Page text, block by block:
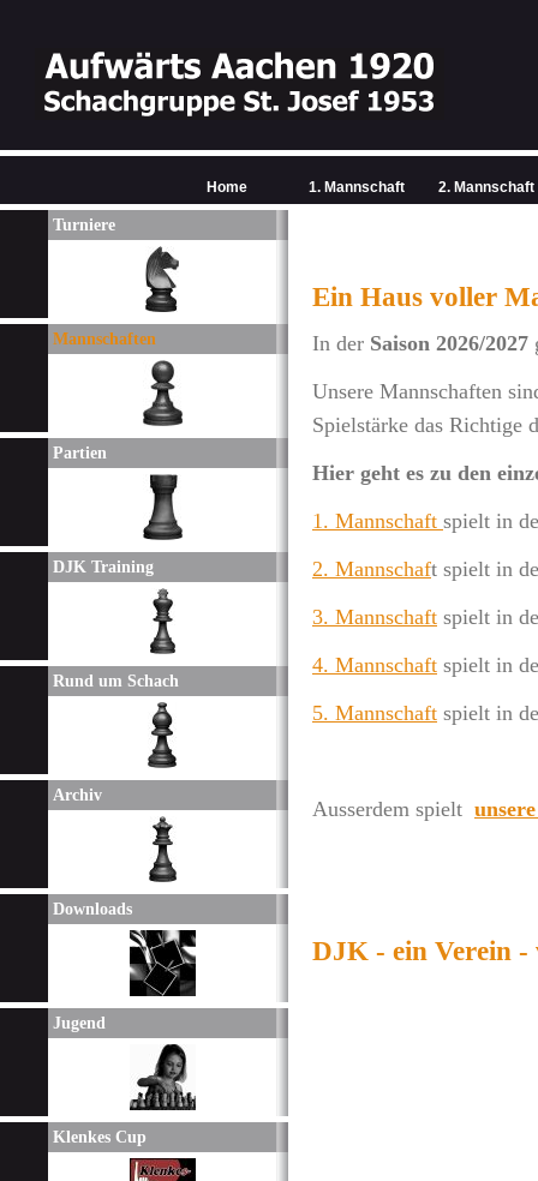
Turniere
Mannschaften
Partien
DJK Training
Rund um Schach
Archiv
Downloads
Jugend
Klenkes Cup
Ein Haus voller
In der Saison 2026/2027
Unsere Mannschaften
Spielstärke das Richtige
Hier geht es zu den
1. Mannschaft spielt in
2. Mannschaft spielt in
3. Mannschaft spielt in
4. Mannschaft spielt in
5. Mannschaft spielt in
Ausserdem spielt
DJK - ein Verein -
Home 1. Mannschaft 2. Mannschaft